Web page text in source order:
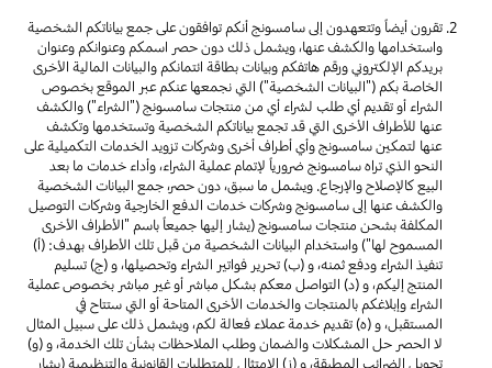
تقرون أيضاً وتتعهدون إلى سامسونج أنكم توافقون على جمع بياناتكم الشخصية
واستخدامها والكشف عنها، ويشمل ذلك دون حصر اسمكم وعنوانكم وعنوان
بريدكم الإلكتروني ورقم هاتفكم وبيانات بطاقة ائتمانكم والبيانات المالية الأخرى
الخاصة بكم ("البيانات الشخصية") التي نجمعها عنكم عبر الموقع بخصوص
الشراء أو تقديم أي طلب لشراء أي من منتجات سامسونج ("الشراء") والكشف
عنها للأطراف الأخرى التي قد تجمع بياناتكم الشخصية وتستخدمها وتكشف
عنها لتمكين سامسونج وأي أطراف أخرى وشركات تزويد الخدمات التكميلية على
النحو الذي تراه سامسونج ضرورياً لإتمام عملية الشراء، وأداء خدمات ما بعد
البيع كالإصلاح والإرجاع. ويشمل ما سبق، دون حصر، جمع البيانات الشخصية
والكشف عنها إلى سامسونج وشركات خدمات الدفع الخارجية وشركات التوصيل
المكلفة بشحن منتجات سامسونج (يشار إليها جميعاً باسم "الأطراف الأخرى
المسموح لها") واستخدام البيانات الشخصية من قبل تلك الأطراف بهدف: (أ)
تنفيذ الشراء ودفع ثمنه، و (ب) تحرير فواتير الشراء وتحصيلها، و (ج) تسليم
المنتج إليكم، و (د) التواصل معكم بشكل مباشر أو غير مباشر بخصوص عملية
الشراء وإبلاغكم بالمنتجات والخدمات الأخرى المتاحة أو التي ستتاح في
المستقبل، و (ه) تقديم خدمة عملاء فعالة لكم، ويشمل ذلك على سبيل المثال
لا الحصر حل المشكلات والضمان وطلب الملاحظات بشأن تلك الخدمة، و (و)